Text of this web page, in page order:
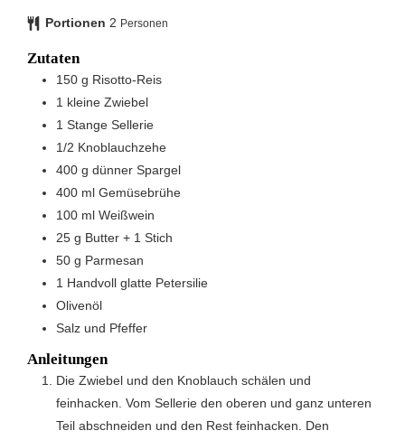
Portionen 2 Personen
Zutaten
150 g Risotto-Reis
1 kleine Zwiebel
1 Stange Sellerie
1/2 Knoblauchzehe
400 g dünner Spargel
400 ml Gemüsebrühe
100 ml Weißwein
25 g Butter + 1 Stich
50 g Parmesan
1 Handvoll glatte Petersilie
Olivenöl
Salz und Pfeffer
Anleitungen
Die Zwiebel und den Knoblauch schälen und
feinhacken. Vom Sellerie den oberen und ganz unteren
Teil abschneiden und den Rest feinhacken. Den